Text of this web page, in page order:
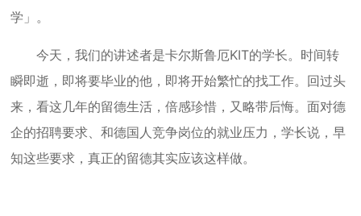
学」。
今天，我们的讲述者是卡尔斯鲁厄KIT的学长。时间转
瞬即逝，即将要毕业的他，即将开始繁忙的找工作。回过头
来，看这几年的留德生活，倍感珍惜，又略带后悔。面对德
企的招聘要求、和德国人竞争岗位的就业压力，学长说，早
知这些要求，真正的留德其实应该这样做。